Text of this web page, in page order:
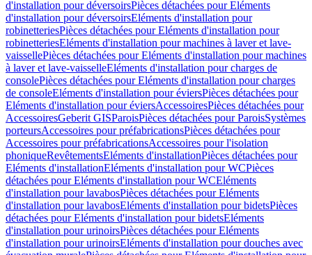
d'installation pour déversoirsPièces détachées pour Eléments
d'installation pour déversoirsEléments d'installation pour
robinetteriesPièces détachées pour Eléments d'installation pour
robinetteriesEléments d'installation pour machines à laver et lave-
vaissellePièces détachées pour Eléments d'installation pour machines
à laver et lave-vaisselleEléments d'installation pour charges de
consolePièces détachées pour Eléments d'installation pour charges
de consoleEléments d'installation pour éviersPièces détachées pour
Eléments d'installation pour éviersAccessoiresPièces détachées pour
AccessoiresGeberit GISParoisPièces détachées pour ParoisSystèmes
porteursAccessoires pour préfabricationsPièces détachées pour
Accessoires pour préfabricationsAccessoires pour l'isolation
phoniqueRevêtementsEléments d'installationPièces détachées pour
Eléments d'installationEléments d'installation pour WCPièces
détachées pour Eléments d'installation pour WCEléments
d'installation pour lavabosPièces détachées pour Eléments
d'installation pour lavabosEléments d'installation pour bidetsPièces
détachées pour Eléments d'installation pour bidetsEléments
d'installation pour urinoirsPièces détachées pour Eléments
d'installation pour urinoirsEléments d'installation pour douches avec